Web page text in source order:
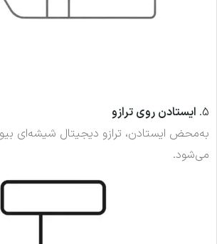
5. ایستادن روی ترازو
می‌شود.